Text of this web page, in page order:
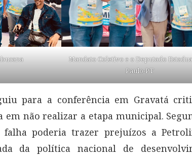
Mandato Coletivo e o Deputado
Paulo-PT
para a conferência em Gravatá
em não realizar a etapa municipal.
falha poderia trazer prejuízos a
da política nacional de